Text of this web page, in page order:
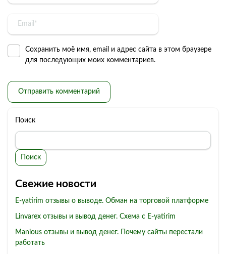
Сохранить моё имя, email и адрес сайта в этом браузере
для последующих моих комментариев.
Поиск
Поиск
Свежие новости
E-yatirim отзывы о выводе. Обман на торговой платформе
Linvarex отзывы и вывод денег. Схема с E-yatirim
Manious отзывы и вывод денег. Почему сайты перестали
работать